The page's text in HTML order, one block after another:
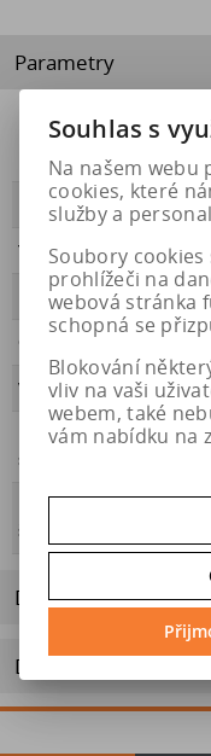
Parametry
Přilnavost na
ledu
NE
PŘILNAVOST B
Třída hluku B
HLUČNOST 72
OBDOBÍ celoroční
VALIVÝ ODPOR C
Přilnavost na
sněhu
ANO
štítek
Dotaz na výrobek
Doporučit výrobek
Souhlas s
Na našem webu
cookies, které
služby a
Soubory
prohlížeči na
webová stránka
schopná se
Blokování
vliv na vaši
webem, také
vám nabídku na